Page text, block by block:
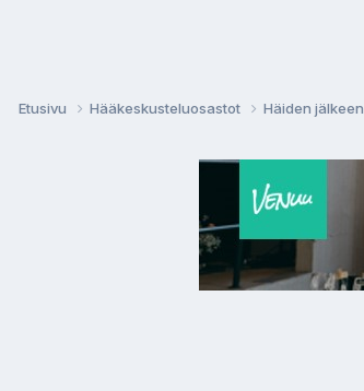
Etusivu Hääkeskusteluosastot Häiden jälkeen